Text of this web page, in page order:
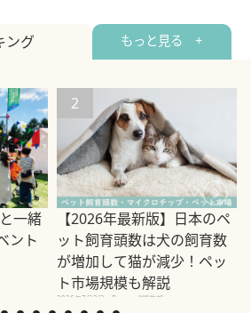
グ もっと見る +
一緒
ント
2
【2026年最新版】日本のペ
ット飼育頭数は犬の飼育数
が増加して猫が減少！ペッ
ト市場規模も解説
2026年7月3日 By equall編集部